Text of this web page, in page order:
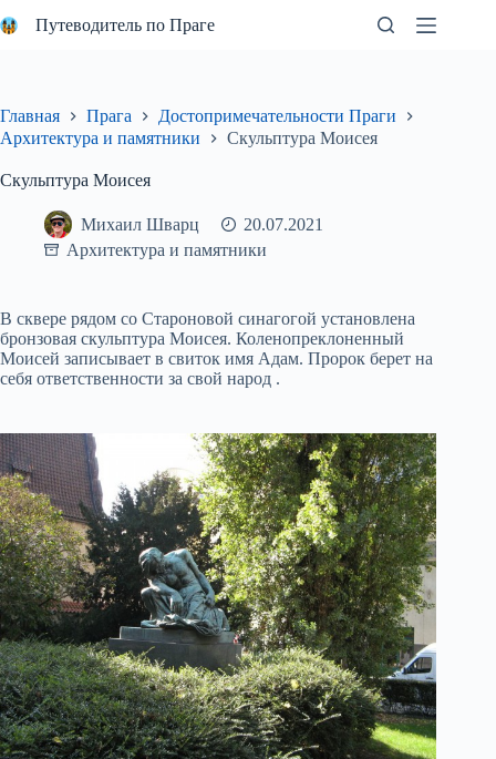
к
Путеводитель по Праге
Главная Прага
Достопримечательности Праги
Архитектура и памятники
Скульптура Моисея
Скульптура Моисея
Михаил Шварц
20.07.2021
Архитектура и памятники
В сквере рядом со Староновой синагогой установлена
бронзовая скульптура Моисея. Коленопреклоненный
Моисей записывает в свиток имя Адам. Пророк берет на
себя ответственности за свой народ .